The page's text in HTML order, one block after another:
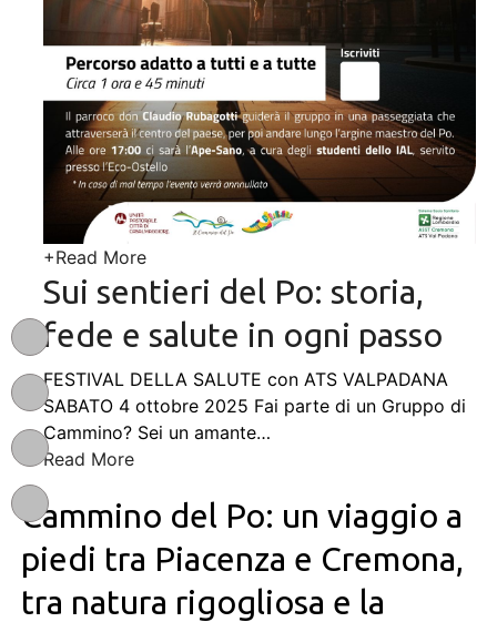
+Read More
Sui sentieri del Po: storia,
fede e salute in ogni passo
FESTIVAL DELLA SALUTE con ATS VALPADANA
SABATO 4 ottobre 2025 Fai parte di un Gruppo di
Cammino? Sei un amante…
Read More
Cammino del Po: un viaggio a
piedi tra Piacenza e Cremona,
tra natura rigogliosa e la